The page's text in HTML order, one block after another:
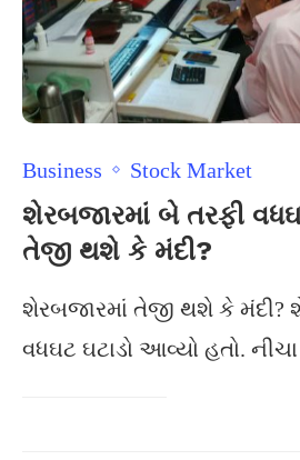
Business Stock Market
શેરબજારમાં બે તરફી
તેજી થશે કે મંદી?
શેરબજારમાં તેજી થશે કે મંદી?
વધઘટ ઘટાડો આવ્યો હતો.